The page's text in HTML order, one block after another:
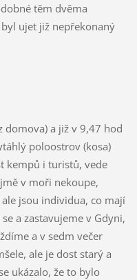
těm dvěma
ujet již nepřekonaný
domova) a již v 9,47 hod
poloostrov (kosa)
kempů i turistů, vede
v moři nekoupe,
jsou individua, co mají
a zastavujeme v Gdyni,
a v sedm večer
ale je dost starý a
ukázalo, že to bylo